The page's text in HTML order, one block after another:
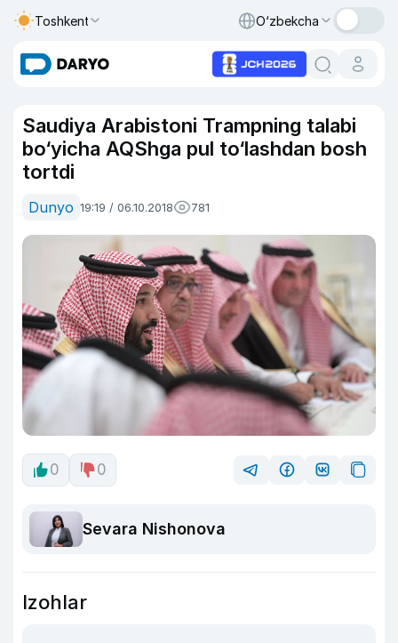
Toshkent O‘zbekcha
Saudiya Arabistoni Trampning talabi
bo‘yicha AQShga pul to‘lashdan bosh
tortdi
Dunyo 19:19 / 06.10.2018 781
0 0
Sevara Nishonova
Izohlar